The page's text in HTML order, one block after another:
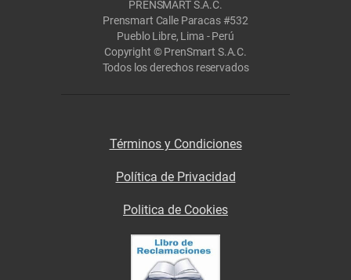
PRENSMART S.A.C.
Prensmart Calle Paracas #532
Pueblo Libre, Lima - Perú
Copyright © PrenSmart S.A.C.
Todos los derechos reservados
Términos y Condiciones
Política de Privacidad
Politica de Cookies